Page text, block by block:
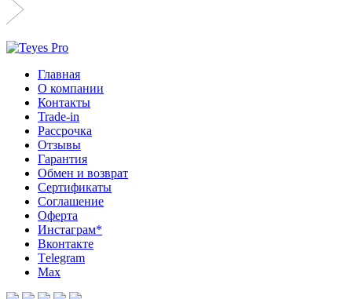
Главная
О компании
Контакты
Trade-in
Рассрочка
Отзывы
Гарантия
Обмен и возврат
Сертификаты
Соглашение
Оферта
Инcтаграм*
Вконтакте
Тelegram
Max